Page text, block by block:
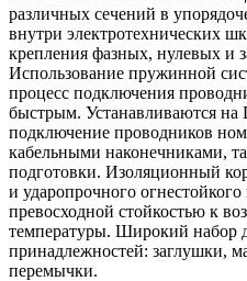
различных сечений в
внутри электротехнических
крепления фазных, нулевых и
Использование пружинной
процесс подключения
быстрым. Устанавливаются
подключение проводников
кабельными наконечниками,
подготовки. Изоляционный
и ударопрочного
превосходной стойкостью к
температуры. Широкий набор
принадлежностей: заглушки,
перемычки.